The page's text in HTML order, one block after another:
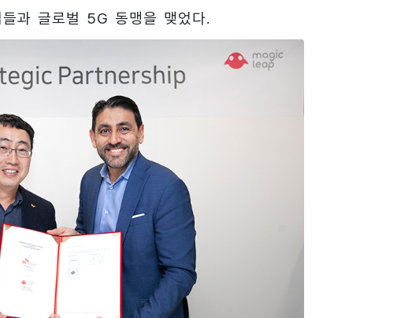
과 글로벌 5G 동맹을 맺었다.